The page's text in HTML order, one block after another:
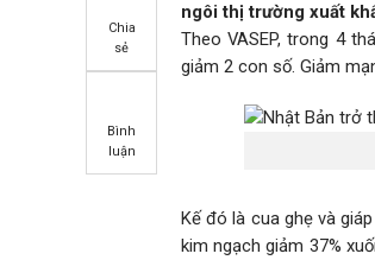
Chia
sẻ
Bình
luận
ngôi thị trường xuất
Theo VASEP, trong 4
giảm 2 con số. Giảm
Kế đó là cua ghẹ và
kim ngạch giảm 37%